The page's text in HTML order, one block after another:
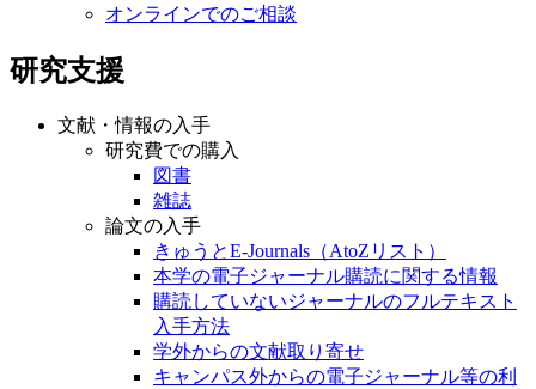
オンラインでのご相談
研究支援
文献・情報の入手
研究費での購入
図書
雑誌
論文の入手
きゅうとE-Journals（AtoZリスト）
本学の電子ジャーナル購読に関する情報
購読していないジャーナルのフルテキスト
入手方法
学外からの文献取り寄せ
キャンパス外からの電子ジャーナル等の利